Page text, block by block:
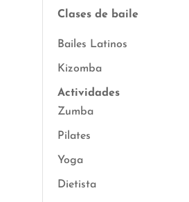
Clases de baile
Bailes Latinos
Kizomba
Actividades
Zumba
Pilates
Yoga
Dietista